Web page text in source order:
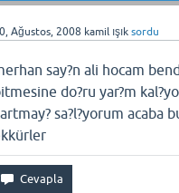
Ağustos, 2008 kamil ışık sordu
say?n ali hocam
do?ru yar?m
sa?l?yorum acaba